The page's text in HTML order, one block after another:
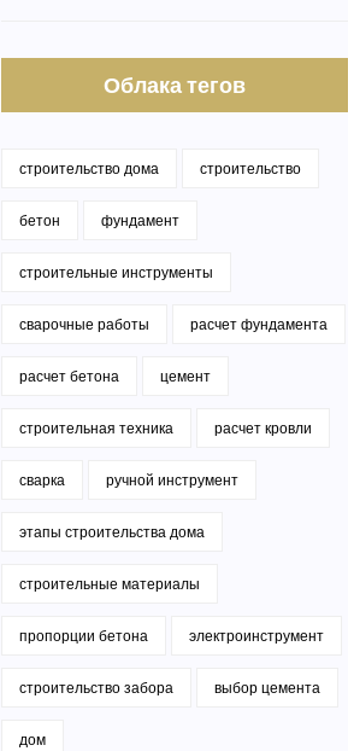
Облака тегов
строительство дома строительство
бетон фундамент
строительные инструменты
сварочные работы расчет фундамента
расчет бетона цемент
строительная техника расчет кровли
сварка ручной инструмент
этапы строительства дома
строительные материалы
пропорции бетона электроинструмент
строительство забора выбор цемента
дом